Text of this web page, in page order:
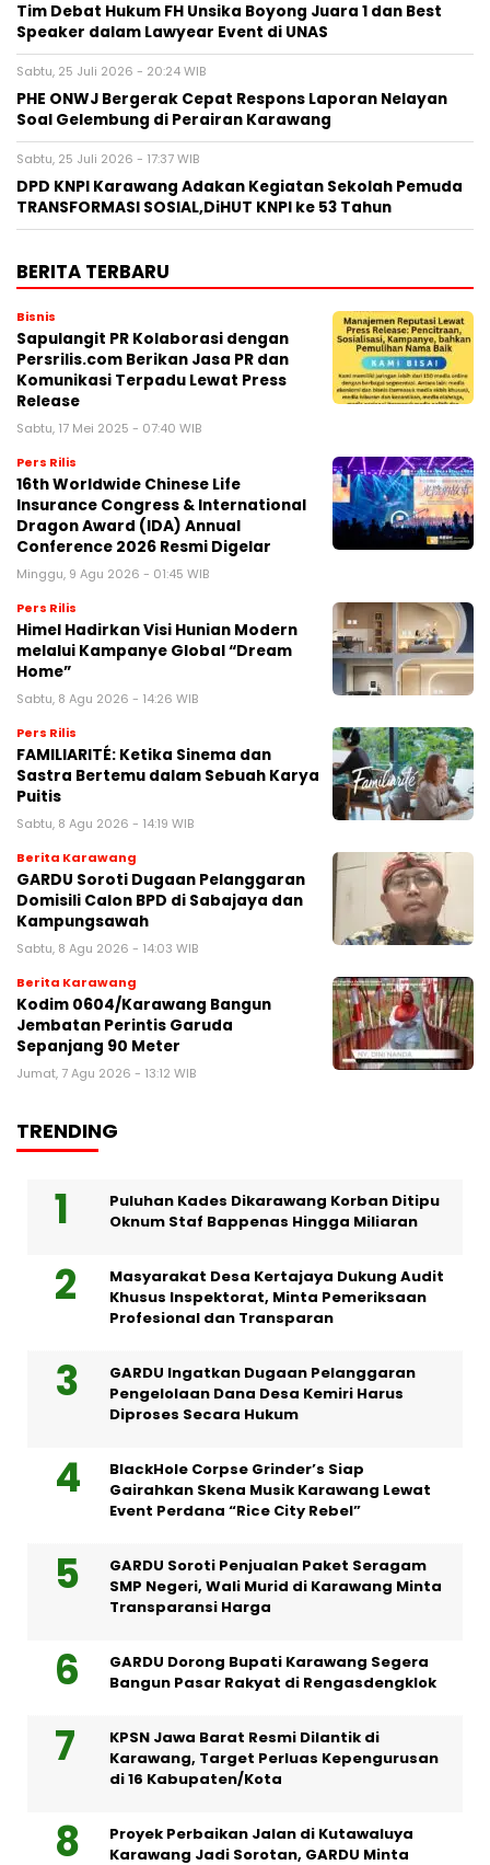
​Tim Debat Hukum FH Unsika Boyong Juara 1 dan Best
Speaker dalam Lawyear Event di UNAS
Sabtu, 25 Juli 2026 - 20:24 WIB
PHE ONWJ Bergerak Cepat Respons Laporan Nelayan
Soal Gelembung di Perairan Karawang
Sabtu, 25 Juli 2026 - 17:37 WIB
DPD KNPI Karawang Adakan Kegiatan Sekolah Pemuda
TRANSFORMASI SOSIAL,DiHUT KNPI ke 53 Tahun
BERITA TERBARU
Bisnis
Sapulangit PR Kolaborasi dengan
Persrilis.com Berikan Jasa PR dan
Komunikasi Terpadu Lewat Press
Release
Sabtu, 17 Mei 2025 - 07:40 WIB
Pers Rilis
16th Worldwide Chinese Life
Insurance Congress & International
Dragon Award (IDA) Annual
Conference 2026 Resmi Digelar
Minggu, 9 Agu 2026 - 01:45 WIB
Pers Rilis
Himel Hadirkan Visi Hunian Modern
melalui Kampanye Global “Dream
Home”
Sabtu, 8 Agu 2026 - 14:26 WIB
Pers Rilis
FAMILIARITÉ: Ketika Sinema dan
Sastra Bertemu dalam Sebuah Karya
Puitis
Sabtu, 8 Agu 2026 - 14:19 WIB
Berita Karawang
GARDU Soroti Dugaan Pelanggaran
Domisili Calon BPD di Sabajaya dan
Kampungsawah
Sabtu, 8 Agu 2026 - 14:03 WIB
Berita Karawang
Kodim 0604/Karawang Bangun
Jembatan Perintis Garuda
Sepanjang 90 Meter
Jumat, 7 Agu 2026 - 13:12 WIB
TRENDING
Puluhan Kades Dikarawang Korban Ditipu
Oknum Staf Bappenas Hingga Miliaran
Masyarakat Desa Kertajaya Dukung Audit
Khusus Inspektorat, Minta Pemeriksaan
Profesional dan Transparan
GARDU Ingatkan Dugaan Pelanggaran
Pengelolaan Dana Desa Kemiri Harus
Diproses Secara Hukum
BlackHole Corpse Grinder’s Siap
Gairahkan Skena Musik Karawang Lewat
Event Perdana “Rice City Rebel”
GARDU Soroti Penjualan Paket Seragam
SMP Negeri, Wali Murid di Karawang Minta
Transparansi Harga
GARDU Dorong Bupati Karawang Segera
Bangun Pasar Rakyat di Rengasdengklok
KPSN Jawa Barat Resmi Dilantik di
Karawang, Target Perluas Kepengurusan
di 16 Kabupaten/Kota
Proyek Perbaikan Jalan di Kutawaluya
Karawang Jadi Sorotan, GARDU Minta